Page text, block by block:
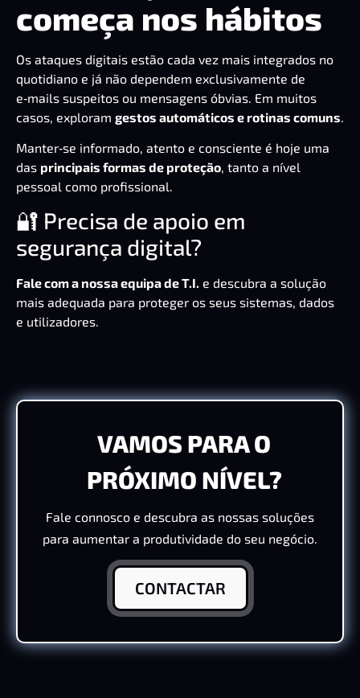
começa nos hábitos
Os ataques digitais estão cada vez mais integrados no
quotidiano e já não dependem exclusivamente de
e‑mails suspeitos ou mensagens óbvias. Em muitos
casos, exploram gestos automáticos e rotinas comuns
Manter‑se informado, atento e consciente é hoje uma
das principais formas de proteção, tanto a nível
pessoal como profissional.
🔐 Precisa de apoio em
segurança digital?
Fale com a nossa equipa de T.I. e descubra a solução
mais adequada para proteger os seus sistemas, dados
e utilizadores.
VAMOS PARA O
PRÓXIMO NÍVEL?
Fale connosco e descubra as nossas soluções
para aumentar a produtividade do seu negócio.
CONTACTAR